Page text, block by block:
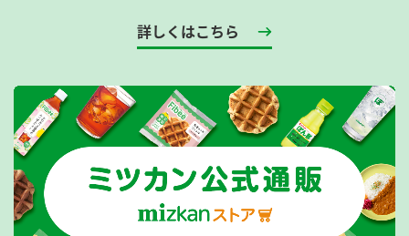
詳しくはこちら